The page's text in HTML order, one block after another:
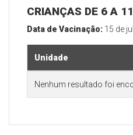
CRIANÇAS DE 6 A
Data de Vacinação: 15 de
Unidade
Nenhum resultado foi